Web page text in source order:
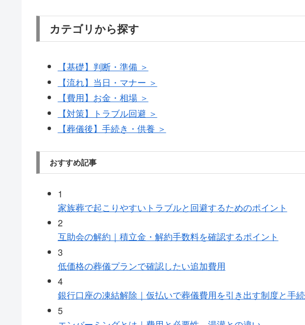
カテゴリから探す
【基礎】判断・準備 ＞
【流れ】当日・マナー ＞
【費用】お金・相場 ＞
【対策】トラブル回避 ＞
【葬儀後】手続き・供養 ＞
おすすめ記事
1
家族葬で起こりやすいトラブルと回避するためのポイント
2
互助会の解約｜積立金・解約手数料を確認するポイント
3
低価格の葬儀プランで確認したい追加費用
4
銀行口座の凍結解除｜仮払いで葬儀費用を引き出す制度と手
5